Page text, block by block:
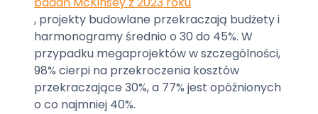
, projekty budowlane przekraczają budżety i
harmonogramy średnio o 30 do 45%. W
przypadku megaprojektów w szczególności,
98% cierpi na przekroczenia kosztów
przekraczające 30%, a 77% jest opóźnionych
o co najmniej 40%.